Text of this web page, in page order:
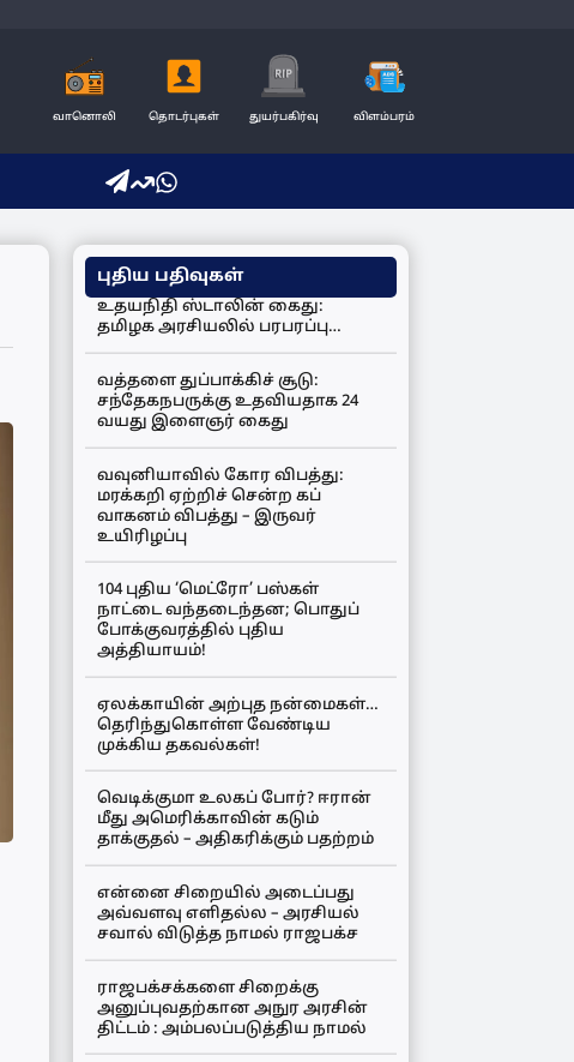
வானொலி தொடர்புகள் துயர்பகிர்வு விளம்பரம்
புதிய பதிவுகள்
உதயநிதி ஸ்டாலின் கைது:
தமிழக அரசியலில் பரபரப்பு…
வத்தளை துப்பாக்கிச் சூடு:
சந்தேகநபருக்கு உதவியதாக 24
வயது இளைஞர் கைது
வவுனியாவில் கோர விபத்து:
மரக்கறி ஏற்றிச் சென்ற கப்
வாகனம் விபத்து – இருவர்
உயிரிழப்பு
104 புதிய ‘மெட்ரோ’ பஸ்கள்
நாட்டை வந்தடைந்தன; பொதுப்
போக்குவரத்தில் புதிய
அத்தியாயம்!
ஏலக்காயின் அற்புத நன்மைகள்…
தெரிந்துகொள்ள வேண்டிய
முக்கிய தகவல்கள்!
வெடிக்குமா உலகப் போர்? ஈரான்
மீது அமெரிக்காவின் கடும்
தாக்குதல் – அதிகரிக்கும் பதற்றம்
என்னை சிறையில் அடைப்பது
அவ்வளவு எளிதல்ல – அரசியல்
சவால் விடுத்த நாமல் ராஜபக்ச
ராஜபக்சக்களை சிறைக்கு
அனுப்புவதற்கான அநுர அரசின்
திட்டம் : அம்பலப்படுத்திய நாமல்